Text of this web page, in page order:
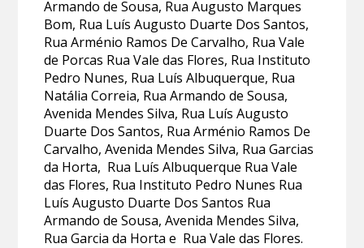
Armando de Sousa, Rua Augusto Marques
Bom, Rua Luís Augusto Duarte Dos Santos,
Rua Arménio Ramos De Carvalho, Rua Vale
de Porcas Rua Vale das Flores, Rua Instituto
Pedro Nunes, Rua Luís Albuquerque, Rua
Natália Correia, Rua Armando de Sousa,
Avenida Mendes Silva, Rua Luís Augusto
Duarte Dos Santos, Rua Arménio Ramos De
Carvalho, Avenida Mendes Silva, Rua Garcias
da Horta, Rua Luís Albuquerque Rua Vale
das Flores, Rua Instituto Pedro Nunes Rua
Luís Augusto Duarte Dos Santos Rua
Armando de Sousa, Avenida Mendes Silva,
Rua Garcia da Horta e Rua Vale das Flores.